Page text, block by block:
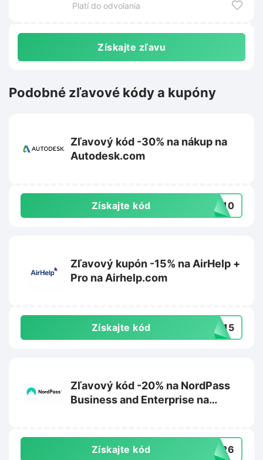
Platí do odvolania
Získajte zľavu
Podobné zľavové kódy a kupóny
Zľavový kód -30% na nákup na
Autodesk.com
Získajte kód VE10
Zľavový kupón -15% na AirHelp +
Pro na Airhelp.com
Získajte kód ZY15
Zľavový kód -20% na NordPass
Business and Enterprise na
Získajte kód ER26